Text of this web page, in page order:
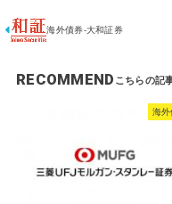
海外債券-大和証券
RECOMMEND
海